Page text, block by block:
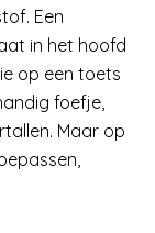
Een
in het hoofd
op een toets
foefje,
Maar op